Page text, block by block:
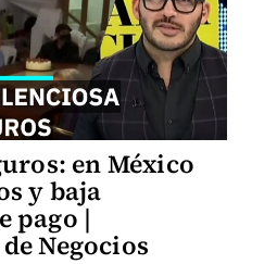
en México
y baja
pago |
Negocios